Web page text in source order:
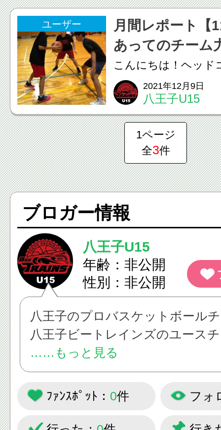
ています。先日は都
習ゲームに行ってき
邪...
ユーザー
月間レポート【
あってのチーム
こんにちは！ヘッド
す。12月に入り本格
ました。冬は体調や
ングのコントロール
なってきます。「無
いう言葉があるよう
な...
2021年12月9日
八王子U15
1ページ
全3件
ブロガー情報
八王子U15
年齢：非公開
性別：非公開
八王子のプロバスケットボール
八王子ビートレインズのユース
子ビートレインズU１５」の活動
いきます！
……もっと見る
ﾌｧﾝｽﾎﾟｯﾄ： 0件 フォ